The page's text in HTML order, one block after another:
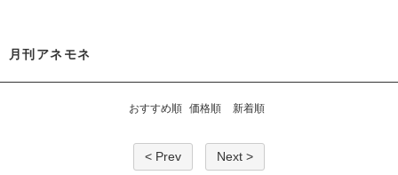
月刊アネモネ
おすすめ順 価格順 新着順
< Prev Next >